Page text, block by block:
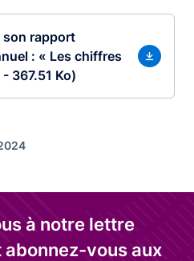
son rapport
: « Les chiffres
367.51 Ko)
à notre lettre
vous aux